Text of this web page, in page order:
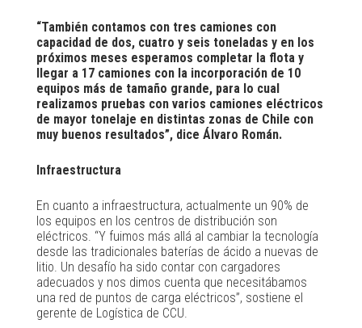
“También contamos con tres camiones con
capacidad de dos, cuatro y seis toneladas y en los
próximos meses esperamos completar la flota y
llegar a 17 camiones con la incorporación de 10
equipos más de tamaño grande, para lo cual
realizamos pruebas con varios camiones eléctricos
de mayor tonelaje en distintas zonas de Chile con
muy buenos resultados”, dice Álvaro Román.
Infraestructura
En cuanto a infraestructura, actualmente un 90% de
los equipos en los centros de distribución son
eléctricos. “Y fuimos más allá al cambiar la tecnología
desde las tradicionales baterías de ácido a nuevas de
litio. Un desafío ha sido contar con cargadores
adecuados y nos dimos cuenta que necesitábamos
una red de puntos de carga eléctricos”, sostiene el
gerente de Logística de CCU.